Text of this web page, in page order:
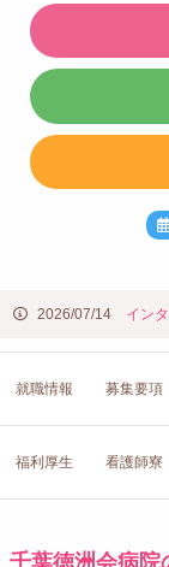
2026/07/14 イン
就職情報 募集要項
福利厚生 看護師寮
千葉徳洲会病院